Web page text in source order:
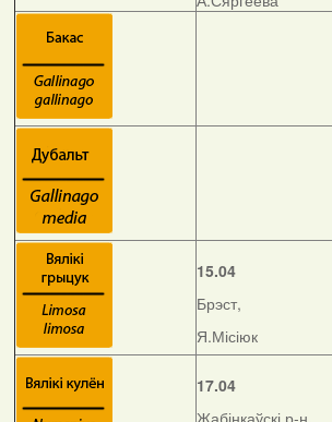
15.04
Брэст,
Я.Місіюк
17.04
Жабінкаўскі р-н,